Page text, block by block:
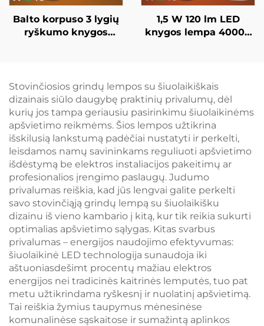
Balto korpuso 3 lygių
ryškumo knygos
amžro spalvos LED
lempa knygai skaityti
1,5 W 120 lm LED
knygos lempa 4000K
korpuso knygos lempa
Stovinčiosios grindų lempos su šiuolaikiškais
dizainais siūlo daugybę praktinių privalumų, dėl
kurių jos tampa geriausiu pasirinkimu šiuolaikinėms
apšvietimo reikmėms. Šios lempos užtikrina
išskilusią lankstumą padėčiai nustatyti ir perkelti,
leisdamos namų savininkams reguliuoti apšvietimo
išdėstymą be elektros instaliacijos pakeitimų ar
profesionalios įrengimo paslaugų. Judumo
privalumas reiškia, kad jūs lengvai galite perkelti
savo stovinčiąją grindų lempą su šiuolaikišku
dizainu iš vieno kambario į kitą, kur tik reikia sukurti
optimalias apšvietimo sąlygas. Kitas svarbus
privalumas – energijos naudojimo efektyvumas:
šiuolaikinė LED technologija sunaudoja iki
aštuoniasdešimt procentų mažiau elektros
energijos nei tradicinės kaitrinės lemputės, tuo pat
metu užtikrindama ryškesnį ir nuolatinį apšvietimą.
Tai reiškia žymius taupymus mėnesinėse
komunalinėse sąskaitose ir sumažintą aplinkos